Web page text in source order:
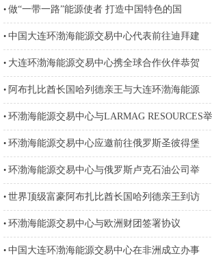
• 做“一带一路”能源使者 打造中国特色的国
• 中国大连环渤海能源交易中心代表前往迪拜建
• 大连环渤海能源交易中心携全球合作伙伴恭贺
• 阿布扎比酋长国哈列德亲王与大连环渤海能源
• 环渤海能源交易中心与LARMAG RESOURCES
• 环渤海能源交易中心应邀前往俄罗斯圣彼得堡
• 环渤海能源交易中心与俄罗斯卢克石油公司举
• 世界顶级富豪阿布扎比酋长国哈列德亲王到访
• 环渤海能源交易中心与欧洲财团签署协议
• 中国大连环渤海能源交易中心在非洲成立办事